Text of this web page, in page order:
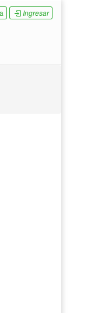
Ingresar